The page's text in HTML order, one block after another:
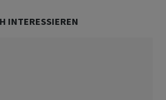
INTERESSIEREN